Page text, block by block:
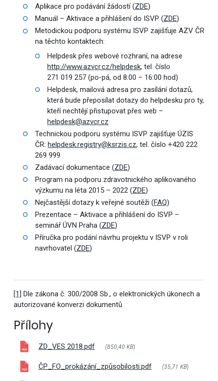
Aplikace pro podávání žádostí (ZDE)
Manuál – Aktivace a přihlášení do ISVP (ZDE)
Metodickou podporu systému ISVP zajišťuje AZV ČR
na těchto kontaktech:
Helpdesk přes webové rozhraní, na adrese
http://www.azvcr.cz/helpdesk, tel. číslo
271 019 257 (po-pá, od 8:00 – 16:00 hod)
Helpdesk, mailová adresa pro zasílání dotazů,
která bude přeposílat dotazy do helpdesku pro ty,
kteří nechtějí přistupovat přes web –
helpdesk@azvcr.cz
Technickou podporu systému ISVP zajišťuje ÚZIS
ČR: helpdesk.registry@ksrzis.cz, tel. číslo +420 222
269 999
Zadávací dokumentace (ZDE)
Program na podporu zdravotnického aplikovaného
výzkumu na léta 2015 – 2022 (ZDE)
Nejčastější dotazy k veřejné soutěži (FAQ)
Prezentace – Aktivace a přihlášení do ISVP –
seminář ÚVN Praha (ZDE)
Příručka pro podání návrhu projektu v ISVP v roli
navrhovatel (ZDE)
[1] Dle zákona č. 300/2008 Sb., o elektronických úkonech a
autorizované konverzi dokumentů
Přílohy
ZD_VES 2018.pdf (850,40 KB)
ČP_FO_prokázání_způsobilosti.pdf (35,71 KB)